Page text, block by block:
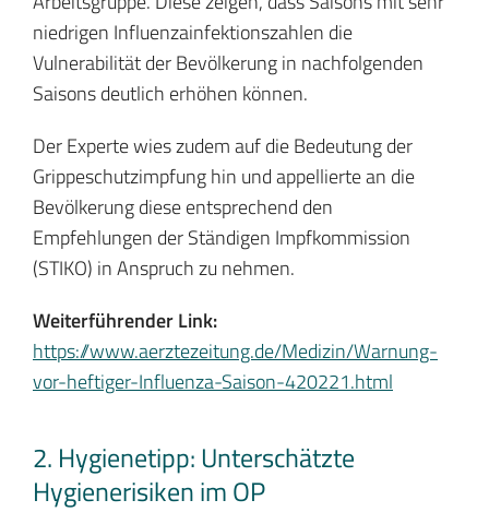
niedrigen Influenzainfektionszahlen die
Vulnerabilität der Bevölkerung in nachfolgenden
Saisons deutlich erhöhen können.
Der Experte wies zudem auf die Bedeutung der
Grippeschutzimpfung hin und appellierte an die
Bevölkerung diese entsprechend den
Empfehlungen der Ständigen Impfkommission
(STIKO) in Anspruch zu nehmen.
Weiterführender Link:
https://www.aerztezeitung.de/Medizin/Warnung-
vor-heftiger-Influenza-Saison-420221.html
2. Hygienetipp: Unterschätzte
Hygienerisiken im OP